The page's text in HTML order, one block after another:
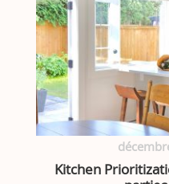
Kitchen